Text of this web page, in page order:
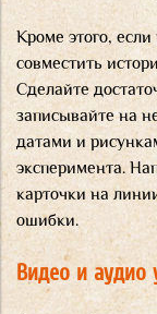
Кроме этого,
совместить
Сделайте
записывайте на
датами и
эксперимента.
карточки на
ошибки.
Видео и аудио